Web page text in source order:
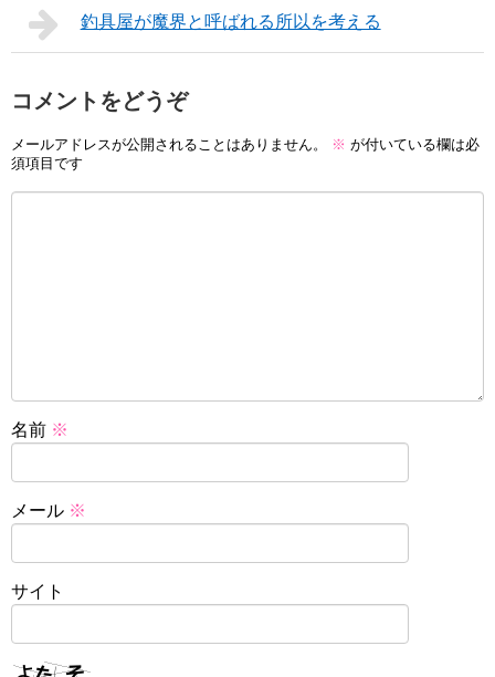
釣具屋が魔界と呼ばれる所以を考える
コメントをどうぞ
メールアドレスが公開されることはありません。 ※ が付いている欄は必
須項目です
名前 ※
メール ※
サイト